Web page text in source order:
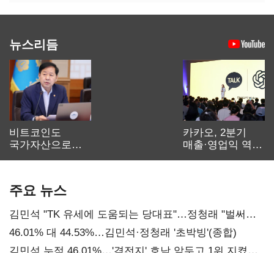
뉴스리듬
비트코인도
국가자산으로…'
카카오, 2분기
매출·영업익 역대
주요 뉴스
김민석 "TK 유세에 도움되는 당대표"…정청래 "벌써
대표된 양 당직 배분"
46.01% 대 44.53%…김민석·정청래 '초박빙'(종합)